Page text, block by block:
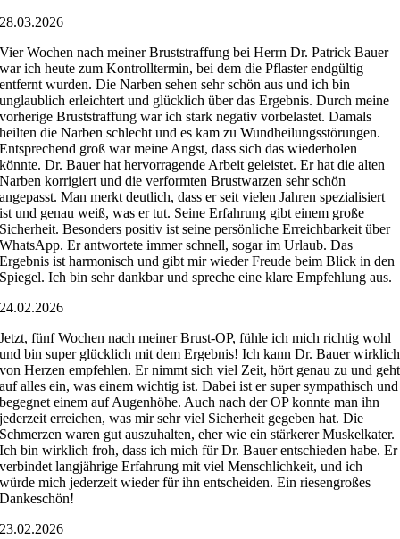
28.03.2026
Vier Wochen nach meiner Bruststraffung bei Herrn Dr. Patrick Bauer
war ich heute zum Kontrolltermin, bei dem die Pflaster endgültig
entfernt wurden. Die Narben sehen sehr schön aus und ich bin
unglaublich erleichtert und glücklich über das Ergebnis. Durch meine
vorherige Bruststraffung war ich stark negativ vorbelastet. Damals
heilten die Narben schlecht und es kam zu Wundheilungsstörungen.
Entsprechend groß war meine Angst, dass sich das wiederholen
könnte. Dr. Bauer hat hervorragende Arbeit geleistet. Er hat die alten
Narben korrigiert und die verformten Brustwarzen sehr schön
angepasst. Man merkt deutlich, dass er seit vielen Jahren spezialisiert
ist und genau weiß, was er tut. Seine Erfahrung gibt einem große
Sicherheit. Besonders positiv ist seine persönliche Erreichbarkeit über
WhatsApp. Er antwortete immer schnell, sogar im Urlaub. Das
Ergebnis ist harmonisch und gibt mir wieder Freude beim Blick in den
Spiegel. Ich bin sehr dankbar und spreche eine klare Empfehlung aus.
24.02.2026
Jetzt, fünf Wochen nach meiner Brust-OP, fühle ich mich richtig wohl
und bin super glücklich mit dem Ergebnis! Ich kann Dr. Bauer wirklich
von Herzen empfehlen. Er nimmt sich viel Zeit, hört genau zu und geht
auf alles ein, was einem wichtig ist. Dabei ist er super sympathisch und
begegnet einem auf Augenhöhe. Auch nach der OP konnte man ihn
jederzeit erreichen, was mir sehr viel Sicherheit gegeben hat. Die
Schmerzen waren gut auszuhalten, eher wie ein stärkerer Muskelkater.
Ich bin wirklich froh, dass ich mich für Dr. Bauer entschieden habe. Er
verbindet langjährige Erfahrung mit viel Menschlichkeit, und ich
würde mich jederzeit wieder für ihn entscheiden. Ein riesengroßes
Dankeschön!
23.02.2026